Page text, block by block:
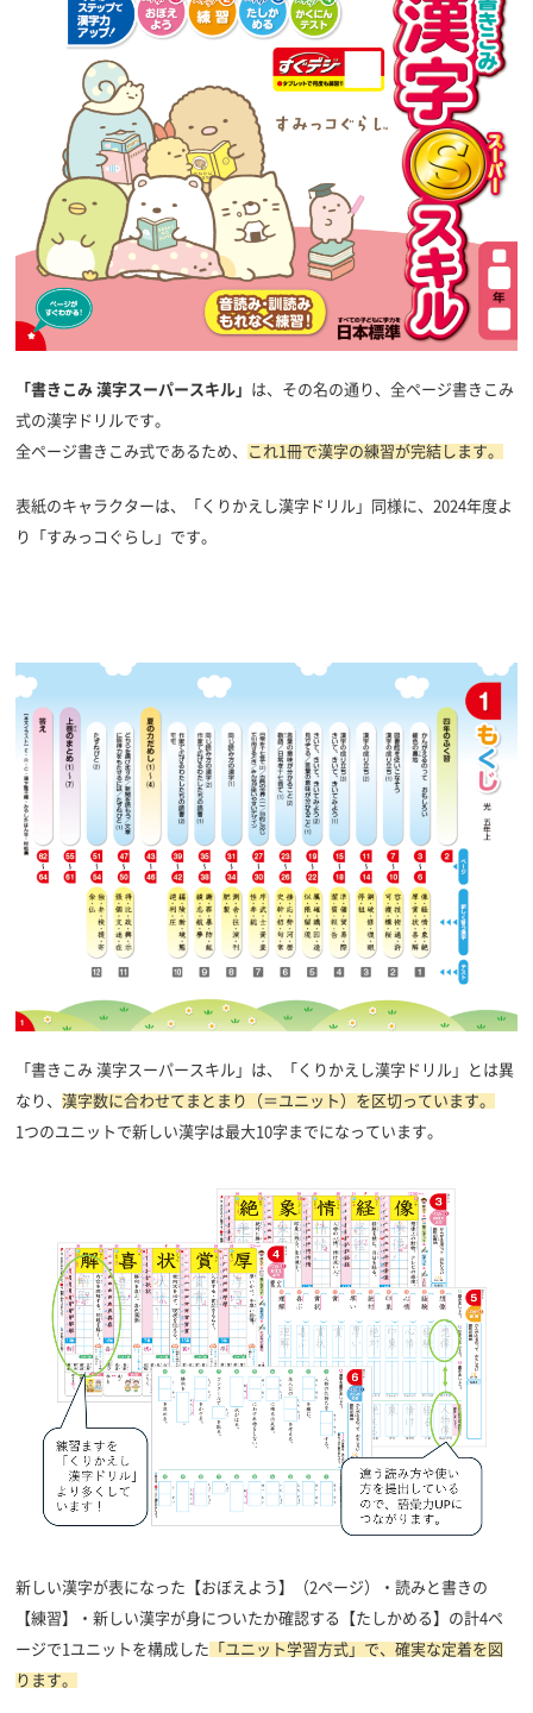
「書きこみ 漢字スーパースキル」 は、その名の通り、全ページ書きこみ
式の漢字ドリルです。
全ページ書きこみ式であるため、
これ1冊で漢字の練習が完結します。
表紙のキャラクターは、「くりかえし漢字ドリル」同様に、2024年度よ
り「すみっコぐらし」です。
「書きこみ 漢字スーパースキル」は、「くりかえし漢字ドリル」とは異
なり、 漢字数に合わせてまとまり（＝ユニット）を区切っています。
1つのユニットで新しい漢字は最大10字までになっています。
新しい漢字が表になった【おぼえよう】（2ページ）・読みと書きの
【練習】・新しい漢字が身についたか確認する【たしかめる】の計4ペ
ージで1ユニットを構成した 「ユニット学習方式」で、確実な定着を図
ります。